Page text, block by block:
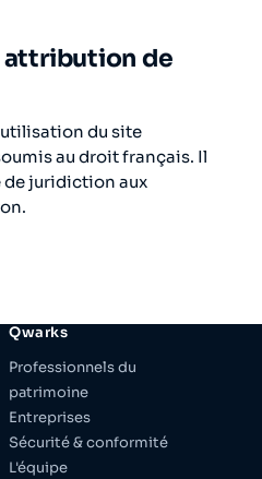
de
du site
au droit français. Il
juridiction aux
Qwarks
Professionnels du
patrimoine
Entreprises
Sécurité & conformité
L'équipe